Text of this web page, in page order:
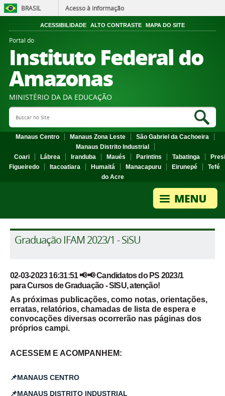
BRASIL Acesso à informação
ACESSIBILIDADE ALTO CONTRASTE MAPA DO SITE
Portal do
Instituto Federal do
Amazonas
MINISTÉRIO DA DA EDUCAÇÃO
Search Site
Manaus Centro Manaus Zona Leste
São Gabriel da Cachoeira
Manaus Distrito Industrial
Coari
Lábrea Iranduba Maués Parintins Tabatinga
Figueiredo
Itacoatiara Humaitá Manacapuru Eirunepé
Tefé
do Acre
Graduação IFAM 2023/1 - SiSU
02-03-2023 16:31:51 📢📢 Candidatos do PS 2023/1
paraCursos de Graduação - SISU, atenção!
As próximas publicações, como notas, orientações,
erratas, relatórios, chamadas de lista de espera e
convocações diversas ocorrerão nas páginas dos
próprios campi.
ACESSEM E ACOMPANHEM:
📌MANAUS CENTRO
📌MANAUS DISTRITO INDUSTRIAL